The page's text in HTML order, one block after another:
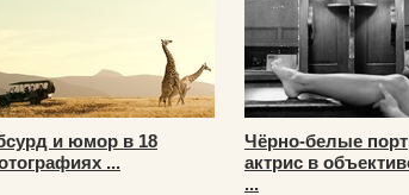
и юмор в 18
...
Чёрно-белые
актрис в
...